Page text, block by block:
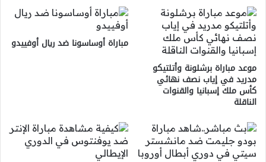
موعد مباراة برشلونة وأتلتيكو
مدريد في إياب نصف نهائي
كأس ملك إسبانيا والقنوات
الناقلة
مباراة أوساسونا ضد ريال أوفييدو